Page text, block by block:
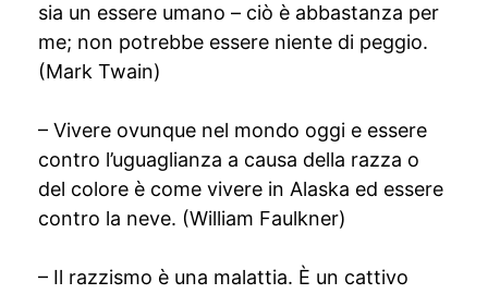
sia un essere umano – ciò è abbastanza per
me; non potrebbe essere niente di peggio.
(Mark Twain)
– Vivere ovunque nel mondo oggi e essere
contro l’uguaglianza a causa della razza o
del colore è come vivere in Alaska ed essere
contro la neve. (William Faulkner)
– Il razzismo è una malattia. È un cattivo